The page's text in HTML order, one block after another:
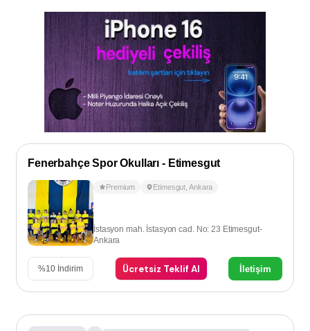
Fenerbahçe Spor Okulları - Etimesgut
Premium Etimesgut ,Ankara
İstasyon mah. İstasyon cad. No: 23 Etimesgut-
Ankara
%10 İndirim Ücretsiz Teklif Al İletişim